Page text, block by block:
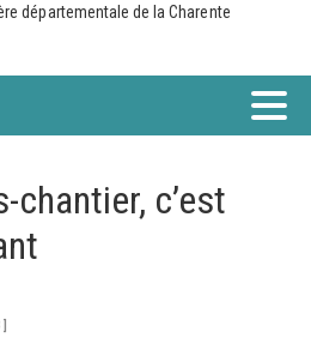
départementale de la Charente
chantier, c’est